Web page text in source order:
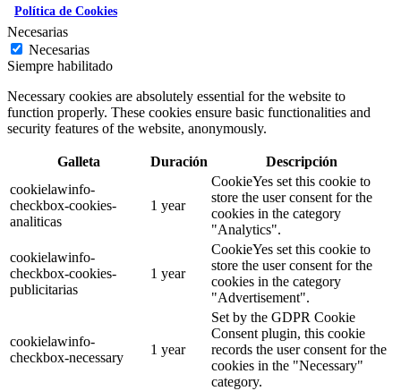
Política de Cookies
Necesarias
Necesarias
Siempre habilitado
Necessary cookies are absolutely essential for the website to
function properly. These cookies ensure basic functionalities and
security features of the website, anonymously.
Galleta Duración
Descripción
cookielawinfo-
checkbox-cookies-
analiticas
1 year
CookieYes set this cookie to
store the user consent for the
cookies in the category
"Analytics".
cookielawinfo-
checkbox-cookies-
publicitarias
1 year
CookieYes set this cookie to
store the user consent for the
cookies in the category
"Advertisement".
cookielawinfo-
checkbox-necessary
1 year
Set by the GDPR Cookie
Consent plugin, this cookie
records the user consent for the
cookies in the "Necessary"
category.